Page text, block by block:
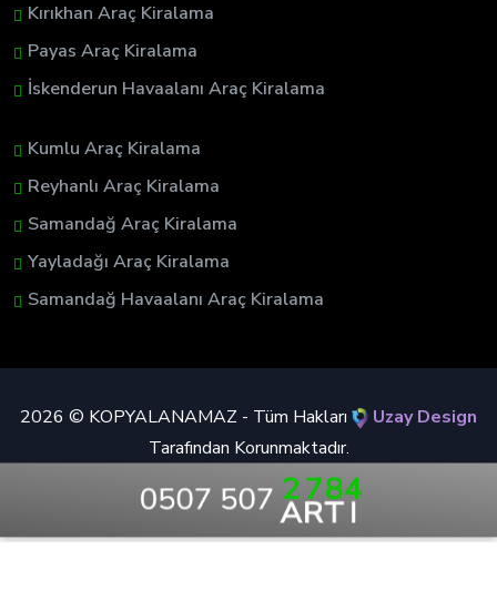
Kırıkhan Araç Kiralama
Payas Araç Kiralama
İskenderun Havaalanı Araç Kiralama
Kumlu Araç Kiralama
Reyhanlı Araç Kiralama
Samandağ Araç Kiralama
Yayladağı Araç Kiralama
Samandağ Havaalanı Araç Kiralama
2026 © KOPYALANAMAZ - Tüm Hakları
Uzay Design
Tarafından Korunmaktadır.